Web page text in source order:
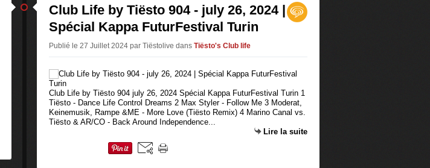
Club Life by Tiësto 904 - july 26, 2024 |
Spécial Kappa FuturFestival Turin
Publié le 27 Juillet 2024 par Tiëstolive dans Tiësto's Club life
Club Life by Tiësto 904 july 26, 2024 Spécial Kappa FuturFestival Turin 1
Tiësto - Dance Life Control Dreams 2 Max Styler - Follow Me 3 Moderat,
Keinemusik, Rampe &ME - More Love (Tiësto Remix) 4 Marino Canal vs.
Tiësto & AR/CO - Back Around Independence...
Lire la suite